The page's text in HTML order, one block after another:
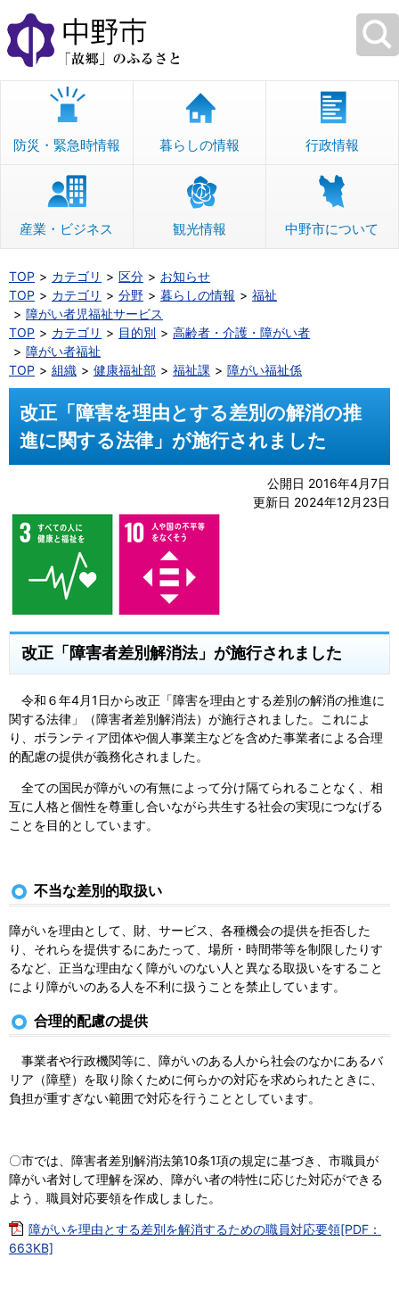
本
文
へ
移
防災・緊急時情報 暮らしの情報 行政情報
産業・ビジネス 観光情報 中野市について
TOP カテゴリ 区分
お知らせ
TOP
カテゴリ 分野 暮らしの情報
福祉
障がい者児福祉サービス
TOP
カテゴリ 目的別
高齢者・介護・障がい者
障がい者福祉
TOP
組織 健康福祉部 福祉課 障がい福祉係
改正「障害を理由とする差別の解消の推
進に関する法律」が施行されました
公開日 2016年4月7日
更新日 2024年12月23日
改正「障害者差別解消法」が施行されました
令和６年4月1日から改正「障害を理由とする差別の解消の推進に
関する法律」（障害者差別解消法）が施行されました。これによ
り、ボランティア団体や個人事業主などを含めた事業者による合理
的配慮の提供が義務化されました。
全ての国民が障がいの有無によって分け隔てられることなく、相
互に人格と個性を尊重し合いながら共生する社会の実現につなげる
ことを目的としています。
不当な差別的取扱い
障がいを理由として、財、サービス、各種機会の提供を拒否した
り、それらを提供するにあたって、場所・時間帯等を制限したりす
るなど、正当な理由なく障がいのない人と異なる取扱いをすること
により障がいのある人を不利に扱うことを禁止しています。
合理的配慮の提供
事業者や行政機関等に、障がいのある人から社会のなかにあるバ
リア（障壁）を取り除くために何らかの対応を求められたときに、
負担が重すぎない範囲で対応を行うこととしています。
〇市では、障害者差別解消法第10条1項の規定に基づき、市職員が
障がい者対して理解を深め、障がい者の特性に応じた対応ができる
よう、職員対応要領を作成しました。
障がいを理由とする差別を解消するための職員対応要領[PDF：
663KB]